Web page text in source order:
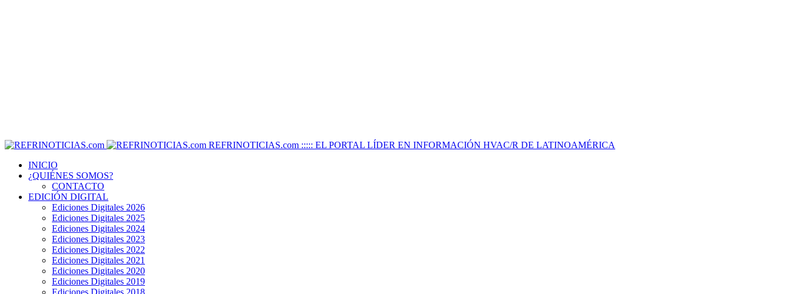
REFRINOTICIAS.com ::::: EL PORTAL LÍDER EN INFORMACIÓN HVAC/R DE LATINOAMÉRICA
INICIO
¿QUIÉNES SOMOS?
CONTACTO
EDICIÓN DIGITAL
Ediciones Digitales 2026
Ediciones Digitales 2025
Ediciones Digitales 2024
Ediciones Digitales 2023
Ediciones Digitales 2022
Ediciones Digitales 2021
Ediciones Digitales 2020
Ediciones Digitales 2019
Ediciones Digitales 2018